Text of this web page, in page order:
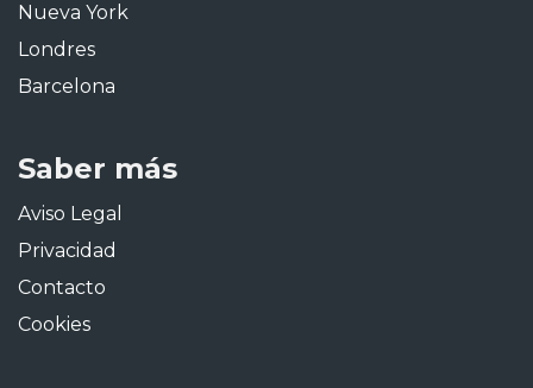
Nueva York
Londres
Barcelona
Saber más
Aviso Legal
Privacidad
Contacto
Cookies